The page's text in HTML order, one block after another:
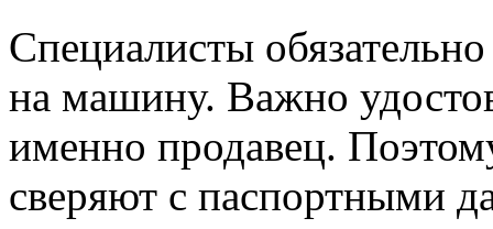
Специалисты
на машину. Важно
именно продавец.
сверяют с паспортными